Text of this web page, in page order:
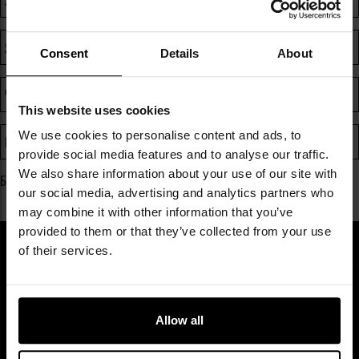
Consent Details About
This website uses cookies
We use cookies to personalise content and ads, to
provide social media features and to analyse our traffic.
We also share information about your use of our site with
our social media, advertising and analytics partners who
may combine it with other information that you’ve
provided to them or that they’ve collected from your use
of their services.
Allow all
Як я можу перевірити термін доставки?
Чи можу я оформити замовлення по телефону?
Перевірте дані компанії
Більше запитань та відповідей можна знайти в розділіДопомога.
ПІДПИШИСЬ НА НАШУ
РОЗСИЛКУ